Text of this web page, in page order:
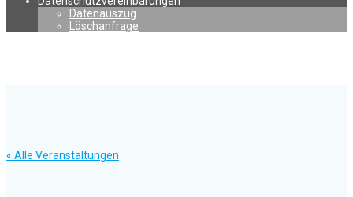
Datenauszug
Löschanfrage
« Alle Veranstaltungen